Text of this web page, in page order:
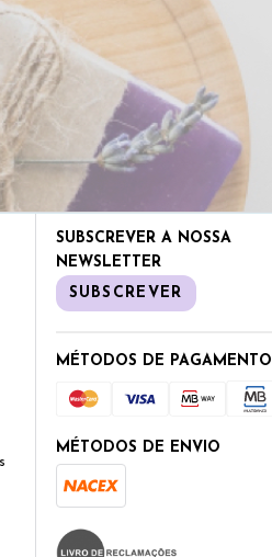
SUBSCREVER A NOSSA
NEWSLETTER
SUBSCREVER
MÉTODOS DE PAGAMENTO
MÉTODOS DE ENVIO